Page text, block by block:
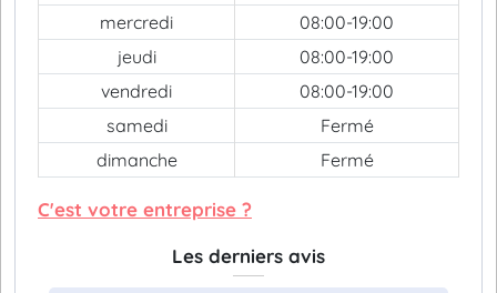
mercredi
08:00-19:00
jeudi
08:00-19:00
vendredi
08:00-19:00
samedi
Fermé
dimanche
Fermé
C'est votre entreprise ?
Les derniers avis